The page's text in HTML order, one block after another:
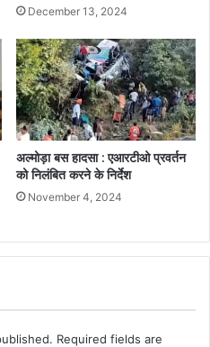
December 13, 2024
अल्मोड़ा बस हादसा : एआरटीओ प्रवर्तन
को निलंबित करने के निर्देश
November 4, 2024
Required fields are